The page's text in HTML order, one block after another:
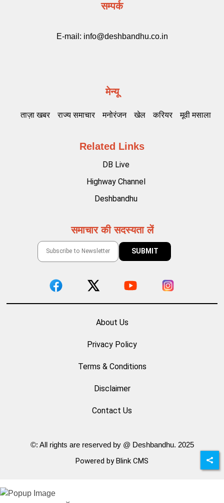
सम्पर्क
E-mail: info@deshbandhu.co.in
मेन्यू
ताज़ा खबर राज्य समाचार मनोरंजन खेल करियर मूवी मसाला
Related Links
DB Live
Highway Channel
Deshbandhu
समाचार की सदस्यता लें
About Us
Privacy Policy
Terms & Conditions
Disclaimer
Contact Us
©: All rights are reserved by @ Deshbandhu. 2025
Powered by Blink CMS